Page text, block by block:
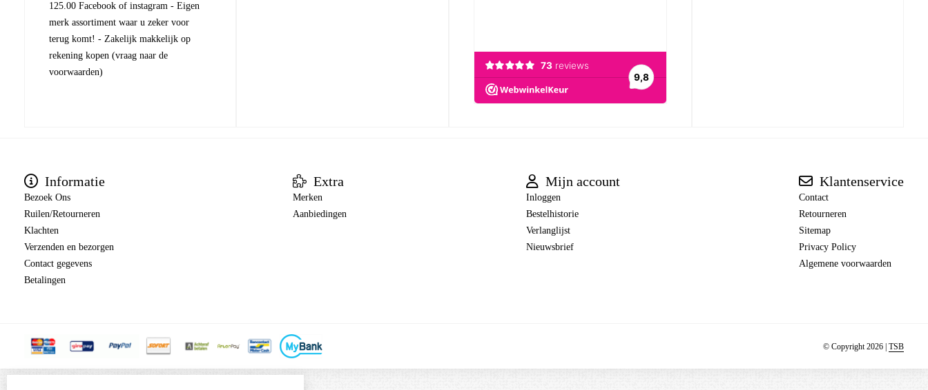
125.00 Facebook of instagram - Eigen
merk assortiment waar u zeker voor
terug komt! - Zakelijk makkelijk op
rekening kopen (vraag naar de
voorwaarden)
Informatie
Bezoek Ons
Ruilen/Retourneren
Klachten
Verzenden en bezorgen
Contact gegevens
Betalingen
Extra
Merken
Aanbiedingen
Mijn account
Inloggen
Bestelhistorie
Verlanglijst
Nieuwsbrief
Klantenservice
Contact
Retourneren
Sitemap
Privacy Policy
Algemene voorwaarden
© Copyright 2026 | TSB